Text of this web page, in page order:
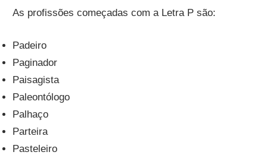
As profissões começadas com a Letra P são:
Padeiro
Paginador
Paisagista
Paleontólogo
Palhaço
Parteira
Pasteleiro